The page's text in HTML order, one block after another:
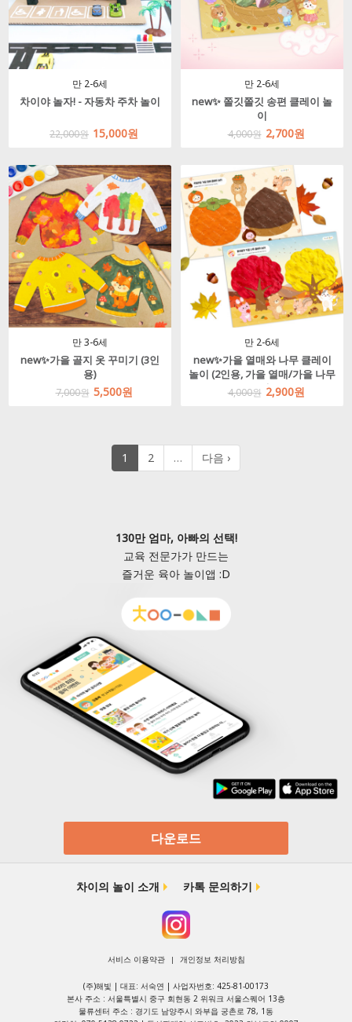
만 2-6세
차이야 놀자! - 자동차 주차 놀이
22,000원 15,000원
만 2-6세
new✨ 쫄깃쫄깃 송편 클레이 놀
이
4,000원 2,700원
만 3-6세
new✨가을 골지 옷 꾸미기 (3인
용)
7,000원 5,500원
만 2-6세
new✨가을 열매와 나무 클레이
놀이 (2인용, 가을 열매/가을 나무
중 택1)
4,000원 2,900원
1 2 … 다음 ›
130만 엄마, 아빠의 선택!
교육 전문가가 만드는
즐거운 육아 놀이앱 :D
다운로드
차이의 놀이 소개 카톡 문의하기
서비스 이용약관 | 개인정보 처리방침
(주)해빛 | 대표: 서숙연 | 사업자번호: 425-81-00173
본사 주소 : 서울특별시 중구 회현동 2 위워크 서울스퀘어 13층
물류센터 주소 : 경기도 남양주시 와부읍 궁촌로 78, 1동